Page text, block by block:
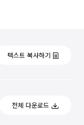
텍스트 복사하기
전체 다운로드